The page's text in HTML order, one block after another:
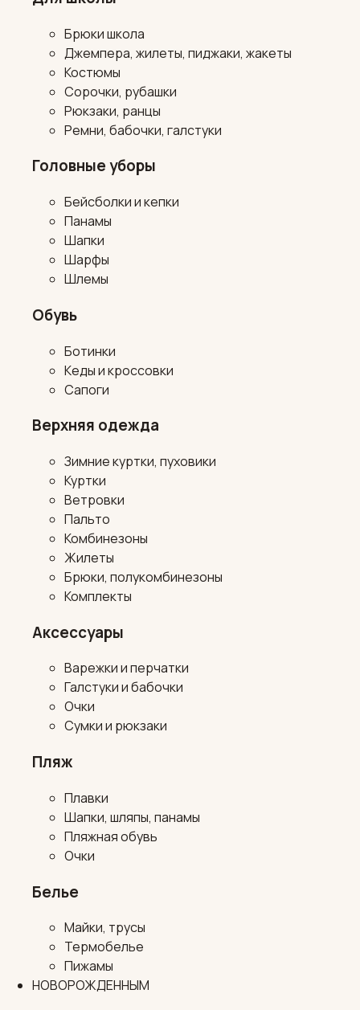
Брюки школа
Джемпера, жилеты, пиджаки, жакеты
Костюмы
Сорочки, рубашки
Рюкзаки, ранцы
Ремни, бабочки, галстуки
Головные уборы
Бейсболки и кепки
Панамы
Шапки
Шарфы
Шлемы
Обувь
Ботинки
Кеды и кроссовки
Сапоги
Верхняя одежда
Зимние куртки, пуховики
Куртки
Ветровки
Пальто
Комбинезоны
Жилеты
Брюки, полукомбинезоны
Комплекты
Аксессуары
Варежки и перчатки
Галстуки и бабочки
Очки
Сумки и рюкзаки
Пляж
Плавки
Шапки, шляпы, панамы
Пляжная обувь
Очки
Белье
Майки, трусы
Термобелье
Пижамы
НОВОРОЖДЕННЫМ